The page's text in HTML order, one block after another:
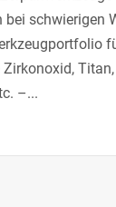
bei schwierigen
–...